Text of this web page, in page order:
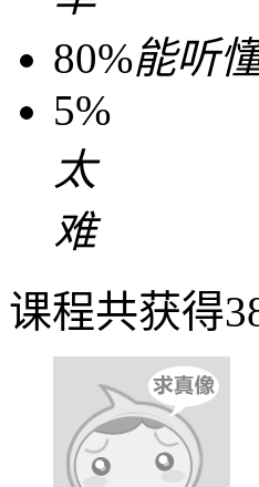
80%能听
5%
太
难
课程共获得